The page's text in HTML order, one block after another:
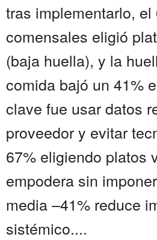
tras implementarlo, el
comensales eligió
(baja huella), y la
comida bajó un 41%
clave fue usar datos
proveedor y evitar
67% eligiendo platos
empodera sin
media –41% reduce
sistémico....